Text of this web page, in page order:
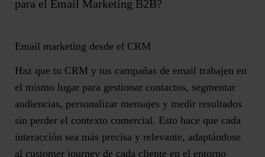
para el Email Marketing B2B?
Email marketing desde el CRM
Haz que tu CRM y tus campañas de email trabajen en
el mismo lugar para gestionar contactos, segmentar
audiencias, personalizar mensajes y medir resultados
sin perder el contexto comercial. Esto hace que cada
interacción sea más precisa y relevante, adaptándose
al customer journey de cada cliente en el entorno